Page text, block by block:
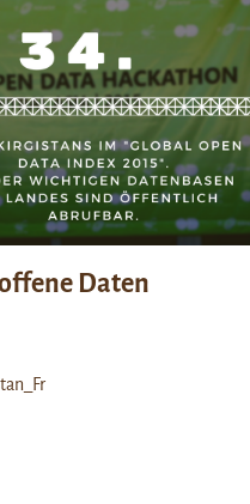
Daten